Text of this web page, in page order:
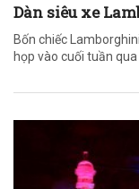
Dàn siêu xe
Bốn chiếc
họp vào cuối tuần qua